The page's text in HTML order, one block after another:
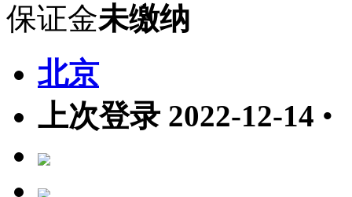
保证金未缴纳
北京
上次登录 2022-12-14 •